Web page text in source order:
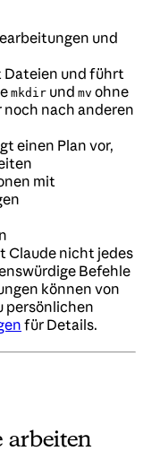
und
Dateien und führt
mkdir und mv ohne
nach anderen
einen Plan vor,
mit
Claude nicht jedes
Befehle
können von
persönlichen
für Details.
arbeiten